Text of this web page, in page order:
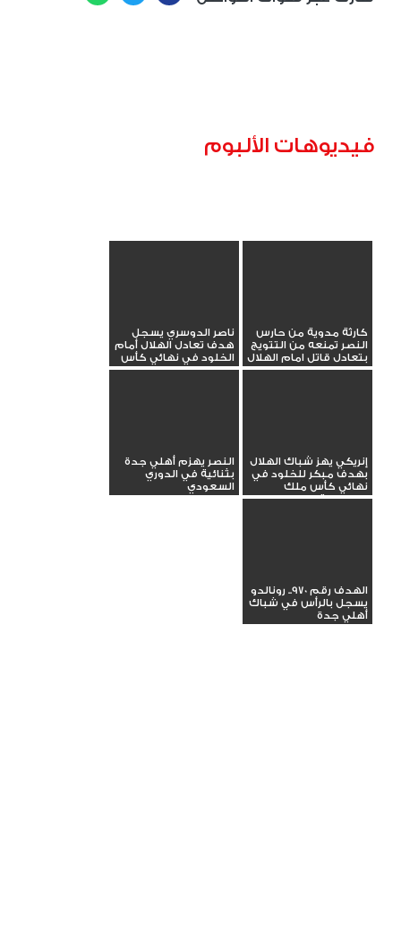
فيديوهات الألبوم
كارثة مدوية من حارس
النصر تمنعه من التتويج
بتعادل قاتل امام الهلال
ناصر الدوسري يسجل
هدف تعادل الهلال أمام
الخلود في نهائي كأس
الملك
إنريكي يهز شباك الهلال
بهدف مبكر للخلود في
نهائي كأس ملك
السعودية
النصر يهزم أهلي جدة
بثنائية في الدوري
السعودي
الهدف رقم 970.. رونالدو
يسجل بالرأس في شباك
أهلي جدة